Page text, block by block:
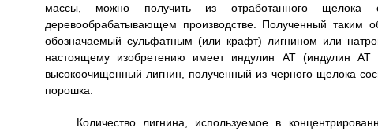
массы, можно получить из отработанного щелока
деревообрабатывающем производстве. Полученный таким
обозначаемый сульфатным (или крафт) лигнином или
настоящему изобретению имеет индулин АТ (индулин АТ
высокоочищенный лигнин, полученный из черного щелока
порошка.
Количество лигнина, используемое в